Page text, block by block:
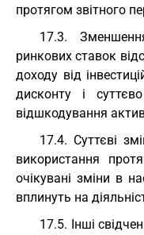
протягом звітного
17.3.
ринкових ставок
доходу від
дисконту і
відшкодування
17.4. Суттєві
використання
очікувані зміни в
вплинуть на
17.5. Інші